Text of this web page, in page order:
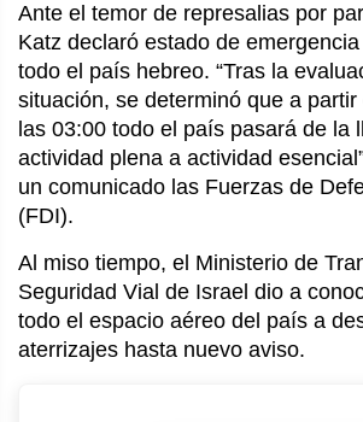
Ante el temor de represalias por
Katz declaró estado de
todo el país hebreo. “Tras la
situación, se determinó que a
las 03:00 todo el país pasará de la
actividad plena a actividad
un comunicado las Fuerzas de
(FDI).
Al miso tiempo, el Ministerio de
Seguridad Vial de Israel dio a
todo el espacio aéreo del país a
aterrizajes hasta nuevo aviso.